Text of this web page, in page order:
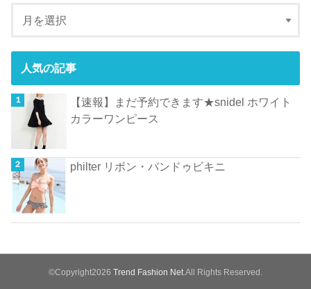
人気の記事
【速報】まだ予約できます★snidel ホワイト
カラーワンピース
philter リボン・バンドゥビキニ
©Copyright2026 Trend Fashion Net .All Rights Reserved.